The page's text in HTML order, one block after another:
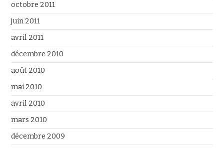
octobre 2011
juin 2011
avril 2011
décembre 2010
août 2010
mai 2010
avril 2010
mars 2010
décembre 2009